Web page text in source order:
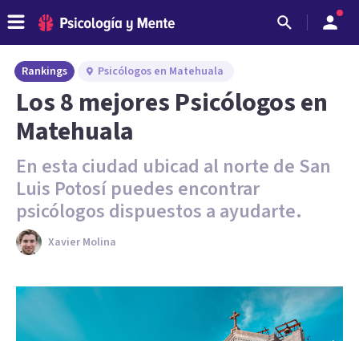
Rankings Psicólogos en Matehuala
Los 8 mejores Psicólogos en
Matehuala
En esta ciudad ubicad al norte de San
Luis Potosí puedes encontrar
psicólogos dispuestos a ayudarte.
Xavier Molina